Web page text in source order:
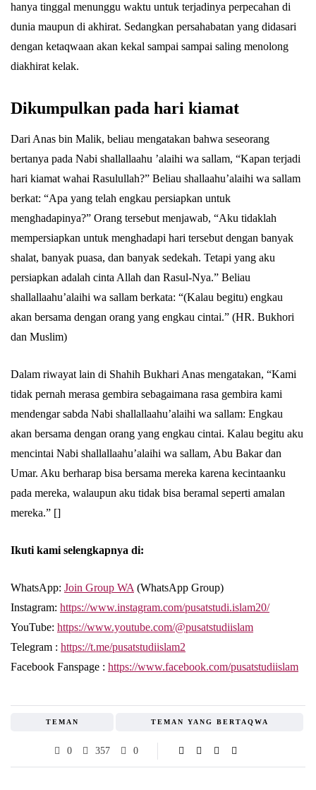
hanya tinggal menunggu waktu untuk terjadinya perpecahan di
dunia maupun di akhirat. Sedangkan persahabatan yang didasari
dengan ketaqwaan akan kekal sampai sampai saling menolong
diakhirat kelak.
Dikumpulkan pada hari kiamat
Dari Anas bin Malik, beliau mengatakan bahwa seseorang
bertanya pada Nabi shallallaahu ’alaihi wa sallam, “Kapan terjadi
hari kiamat wahai Rasulullah?” Beliau shallaahu’alaihi wa sallam
berkat: “Apa yang telah engkau persiapkan untuk
menghadapinya?” Orang tersebut menjawab, “Aku tidaklah
mempersiapkan untuk menghadapi hari tersebut dengan banyak
shalat, banyak puasa, dan banyak sedekah. Tetapi yang aku
persiapkan adalah cinta Allah dan Rasul-Nya.” Beliau
shallallaahu’alaihi wa sallam berkata: “(Kalau begitu) engkau
akan bersama dengan orang yang engkau cintai.” (HR. Bukhori
dan Muslim)
Dalam riwayat lain di Shahih Bukhari Anas mengatakan, “Kami
tidak pernah merasa gembira sebagaimana rasa gembira kami
mendengar sabda Nabi shallallaahu’alaihi wa sallam: Engkau
akan bersama dengan orang yang engkau cintai. Kalau begitu aku
mencintai Nabi shallallaahu’alaihi wa sallam, Abu Bakar dan
Umar. Aku berharap bisa bersama mereka karena kecintaanku
pada mereka, walaupun aku tidak bisa beramal seperti amalan
mereka.” []
Ikuti kami selengkapnya di:
WhatsApp: Join Group WA (WhatsApp Group)
Instagram: https://www.instagram.com/pusatstudi.islam20/
YouTube: https://www.youtube.com/@pusatstudiislam
Telegram : https://t.me/pusatstudiislam2
Facebook Fanspage : https://www.facebook.com/pusatstudiislam
TEMAN TEMAN YANG BERTAQWA
0 357 0